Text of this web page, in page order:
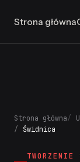
Strona główna
Strona główna
Świdnica
TWORZENIE